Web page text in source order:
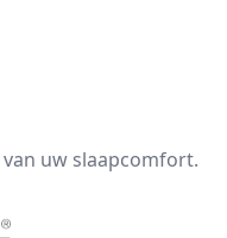
uw slaapcomfort.